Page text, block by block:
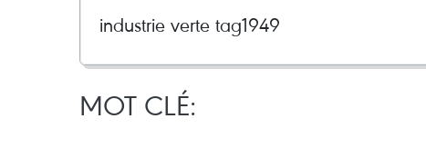
MOT CLÉ: